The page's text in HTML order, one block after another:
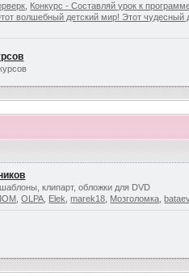
Конкурс - Составляй урок к
волшебный детский мир! Этот чудесный
клипарт, обложки для DVD
,OLPA Elek ,marek18 Мозголомка ,